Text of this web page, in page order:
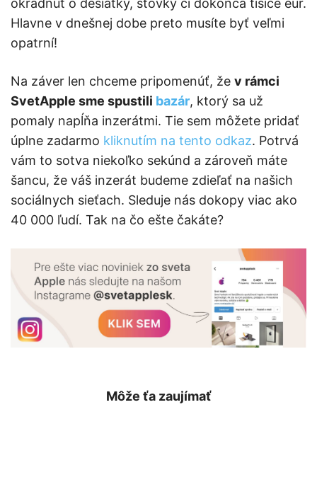
Hlavne v dnešnej dobe preto musíte byť veľmi
opatrní!
Na záver len chceme pripomenúť, že v rámci
SvetApple sme spustili bazár, ktorý sa už
pomaly napĺňa inzerátmi. Tie sem môžete pridať
úplne zadarmo kliknutím na tento odkaz. Potrvá
vám to sotva niekoľko sekúnd a zároveň máte
šancu, že váš inzerát budeme zdieľať na našich
sociálnych sieťach. Sleduje nás dokopy viac ako
40 000 ľudí. Tak na čo ešte čakáte?
Môže ťa zaujímať